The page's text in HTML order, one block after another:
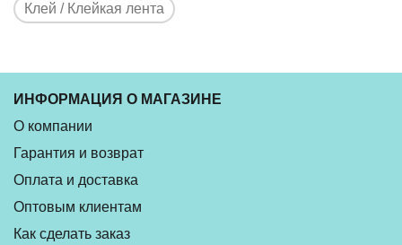
Клей / Клейкая лента
ИНФОРМАЦИЯ О МАГАЗИНЕ
О компании
Гарантия и возврат
Оплата и доставка
Оптовым клиентам
Как сделать заказ